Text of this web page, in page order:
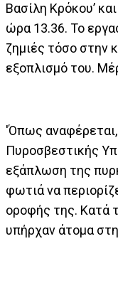
Βασίλη Κρόκου’
ώρα 13.36. Το
ζημιές τόσο στην
εξοπλισμό του.
'Όπως
Πυροσβεστικής
εξάπλωση της
φωτιά να
οροφής της. Κατά
υπήρχαν άτομα